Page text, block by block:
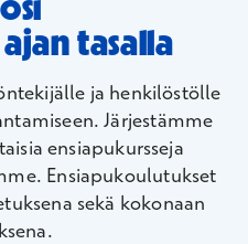
tasalla
ja henkilöstölle
Järjestämme
ensiapukursseja
Ensiapukoulutukset
sekä kokonaan